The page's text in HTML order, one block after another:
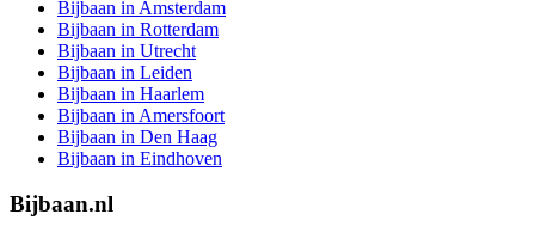
Bijbaan in Amsterdam
Bijbaan in Rotterdam
Bijbaan in Utrecht
Bijbaan in Leiden
Bijbaan in Haarlem
Bijbaan in Amersfoort
Bijbaan in Den Haag
Bijbaan in Eindhoven
Bijbaan.nl